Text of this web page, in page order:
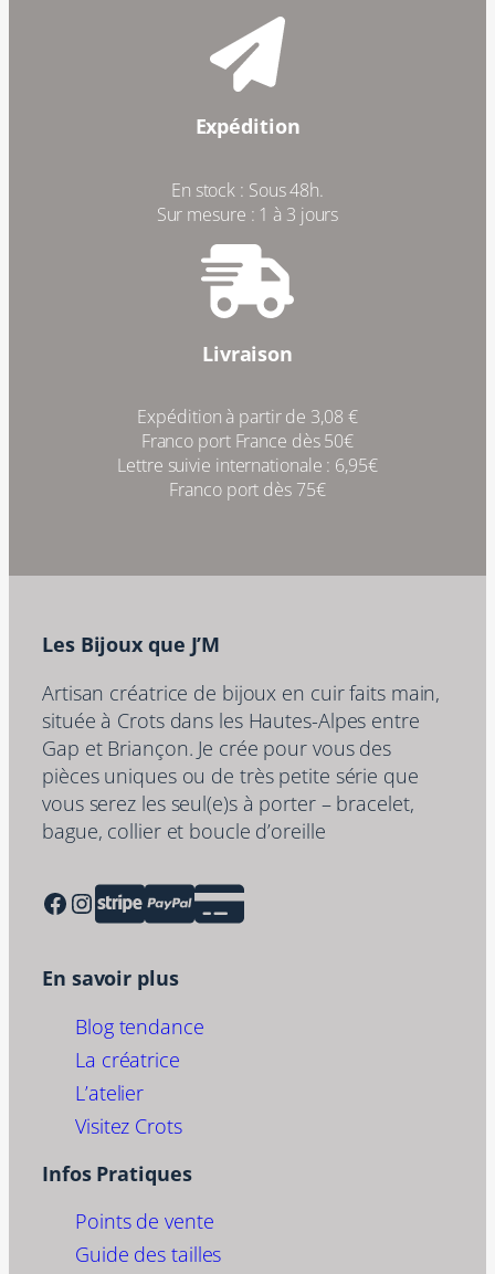
Expédition
En stock : Sous 48h.
Sur mesure : 1 à 3 jours
Livraison
Expédition à partir de 3,08 €
Franco port France dès 50€
Lettre suivie internationale : 6,95€
Franco port dès 75€
Les Bijoux que J’M
Artisan créatrice de bijoux en cuir faits main,
située à Crots dans les Hautes-Alpes entre
Gap et Briançon. Je crée pour vous des
pièces uniques ou de très petite série que
vous serez les seul(e)s à porter – bracelet,
bague, collier et boucle d’oreille
Facebook Instagram
En savoir plus
Blog tendance
La créatrice
L’atelier
Visitez Crots
Infos Pratiques
Points de vente
Guide des tailles